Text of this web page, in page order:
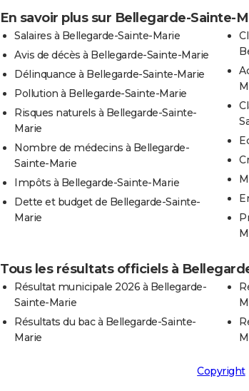
En savoir plus sur Bellegarde-Sainte-
Salaires à Bellegarde-Sainte-Marie
Avis de décès à Bellegarde-Sainte-Marie
Délinquance à Bellegarde-Sainte-Marie
Pollution à Bellegarde-Sainte-Marie
Risques naturels à Bellegarde-Sainte-
Marie
Nombre de médecins à Bellegarde-
Sainte-Marie
Impôts à Bellegarde-Sainte-Marie
Dette et budget de Bellegarde-Sainte-
Marie
Tous les résultats officiels à
Résultat municipale 2026 à Bellegarde-
Sainte-Marie
Résultats du bac à Bellegarde-Sainte-
Marie
Copyright